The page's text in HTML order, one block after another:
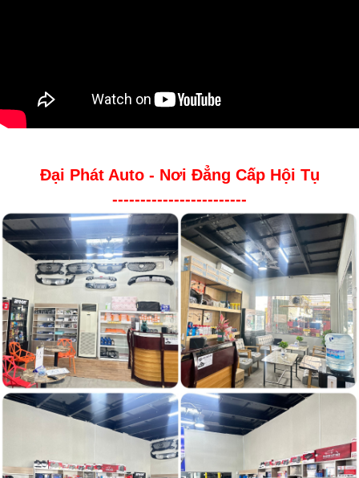
Đại Phát Auto - Nơi Đẳng Cấp Hội Tụ
------------------------